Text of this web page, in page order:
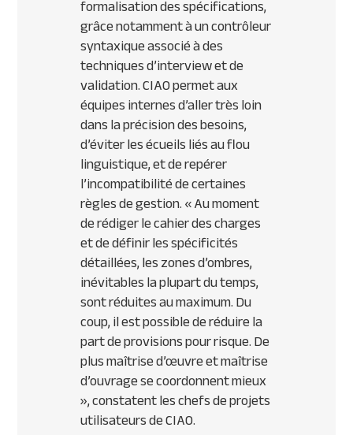
formalisation des spécifications,
grâce notamment à un contrôleur
syntaxique associé à des
techniques d’interview et de
validation. CIAO permet aux
équipes internes d’aller très loin
dans la précision des besoins,
d’éviter les écueils liés au flou
linguistique, et de repérer
l’incompatibilité de certaines
règles de gestion. « Au moment
de rédiger le cahier des charges
et de définir les spécificités
détaillées, les zones d’ombres,
inévitables la plupart du temps,
sont réduites au maximum. Du
coup, il est possible de réduire la
part de provisions pour risque. De
plus maîtrise d’œuvre et maîtrise
d’ouvrage se coordonnent mieux
», constatent les chefs de projets
utilisateurs de CIAO.